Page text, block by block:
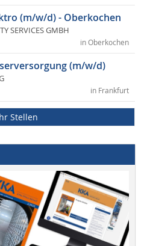
(m/w/d) - Oberkochen
SERVICES GMBH
in Oberkochen
(m/w/d)
in Frankfurt
Stellen